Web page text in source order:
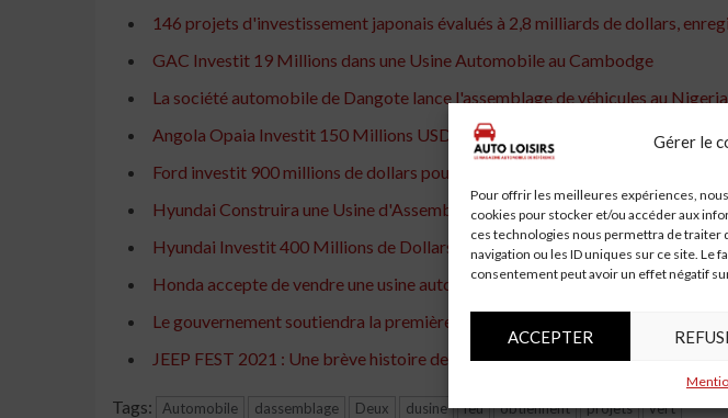
Gérer le
Pour offrir les meilleures expériences,
cookies pour stocker et/ou accéder aux
ces technologies nous permettra de
navigation ou les ID uniques sur ce site. Le
consentement peut avoir un effet négatif
ACCEPTER
146 projets d'investissement japonais évalués à 2,8 milliards de dollars,
GAC Investit 19 Millions dans une Usine Automobile au Cambodge
La société automobile de Dangote lance l'assemblage de véhicules au
Angola Opaia Investit 150 Millions USD dans une Usine d'Assemblage
Ford investit 900 millions de dollars pour moderniser les usines automobiles
Hyundai Construira une Usine d'Assemblage Automobile en Algérie
Hyundai Investit 400 Millions de Dollars pour sa Première Usine en Algérie
Honda accepte de vendre une usine automobile britannique au géant de la
Le gouvernement soutiendra la première usine de batteries de voiture -
JEEP FEST 2021 : Une brève histoire de Jeep à Tolède
Tags: Automobile dassemblage Deux dusine feu obtiennent projets vert